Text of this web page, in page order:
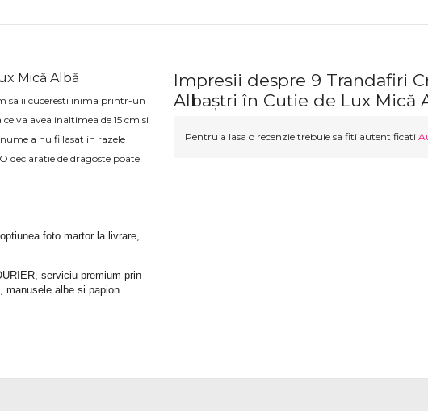
Mică Albă
sa ii cuceresti inima printr-un
va avea inaltimea de 15 cm si
a nu fi lasat in razele
declaratie de dragoste poate
foto martor la livrare,
serviciu premium prin
manusele albe si papion.
Impresii despre 9 Trandafiri
Albaștri în Cutie de Lux Mică
Pentru a lasa o recenzie trebuie sa fiti autentificati